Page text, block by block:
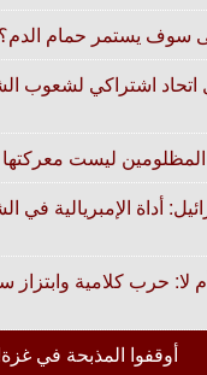
يستمر حمام الدم؟ -
اشتراكي لشعوب
ليست معركتها -
أداة الإمبريالية
أوقفوا المذبحة في غزة! -